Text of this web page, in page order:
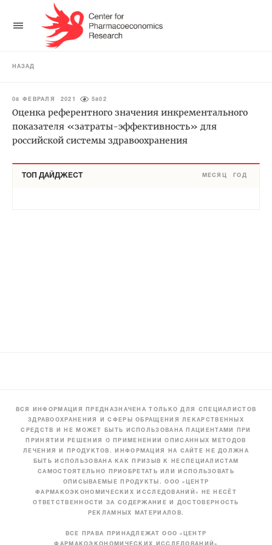
НАЗАД
08 ФЕВРАЛЯ 2021 5802
Оценка референтного значения инкрементального
показателя «затраты-эффективность» для
российской системы здравоохранения
ТОП ДАЙДЖЕСТ МЕСЯЦ ГОД
ВСЯ ИНФОРМАЦИЯ ПРЕДНАЗНАЧЕНА ТОЛЬКО ДЛЯ СПЕЦИАЛИСТОВ
ЗДРАВООХРАНЕНИЯ И СФЕРЫ ОБРАЩЕНИЯ ЛЕКАРСТВЕННЫХ
СРЕДСТВ И НЕ МОЖЕТ БЫТЬ ИСПОЛЬЗОВАНА ПАЦИЕНТАМИ ПРИ
ПРИНЯТИИ РЕШЕНИЯ О ПРИМЕНЕНИИ ОПИСАННЫХ МЕТОДОВ
ЛЕЧЕНИЯ И ПРОДУКТОВ. ИНФОРМАЦИЯ НА САЙТЕ НЕ ДОЛЖНА
БЫТЬ ИСПОЛЬЗОВАНА КАК ПРИЗЫВ К НЕСПЕЦИАЛИСТАМ
САМОСТОЯТЕЛЬНО ПРИОБРЕТАТЬ ИЛИ ИСПОЛЬЗОВАТЬ
ОПИСЫВАЕМЫЕ ПРОДУКТЫ. ООО «ЦЕНТР
ФАРМАКОЭКОНОМИЧЕСКИХ ИССЛЕДОВАНИЙ» НЕ НЕСЁТ
ОТВЕТСТВЕННОСТИ ЗА СОДЕРЖАНИЕ И ДОСТОВЕРНОСТЬ
РЕКЛАМНЫХ МАТЕРИАЛОВ.
ВСЕ ПРАВА ПРИНАДЛЕЖАТ ООО «ЦЕНТР